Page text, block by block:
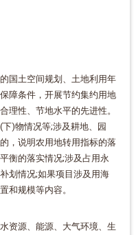
国土空间规划、土地利用年
障条件，开展节约集约用地
理性、节地水平的先进性。
)物情况等;涉及耕地、园
，说明农用地转用指标的落
衡的落实情况;涉及占用永
划情况;如果项目涉及用海
和规模等内容。
资源、能源、大气环境、生